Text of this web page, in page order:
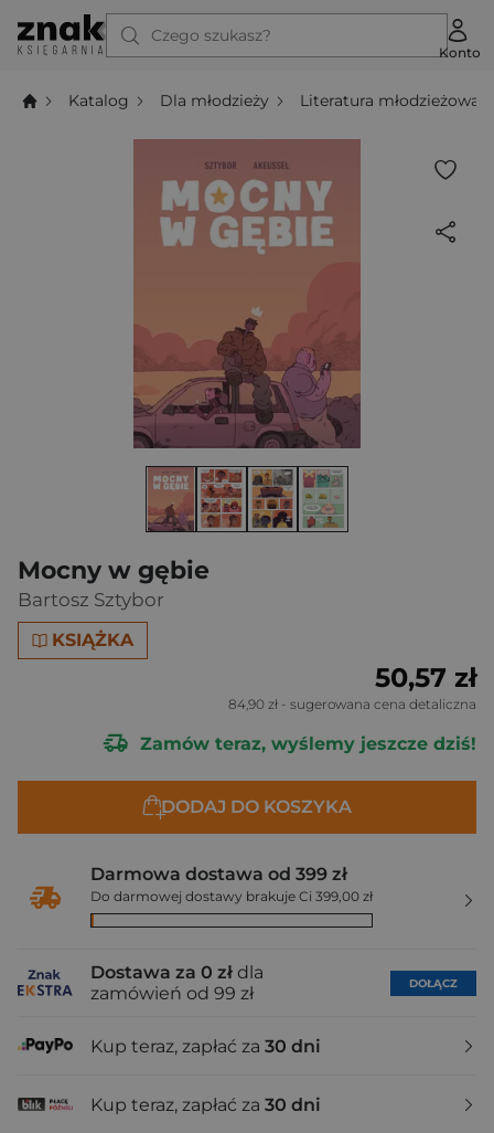
Czego szukasz?
Konto
Katalog Dla młodzieży Literatura młodzieżowa
Mocny w gębie
Bartosz Sztybor
KSIĄŻKA
50,57 zł
84,90 zł - sugerowana cena detaliczna
Zamów teraz, wyślemy jeszcze dziś!
DODAJ DO KOSZYKA
Darmowa dostawa od 399 zł
Do darmowej dostawy brakuje Ci 399,00 zł
Dostawa za 0 zł dla
zamówień od 99 zł
DOŁĄCZ
Kup teraz, zapłać za 30 dni
Kup teraz, zapłać za 30 dni